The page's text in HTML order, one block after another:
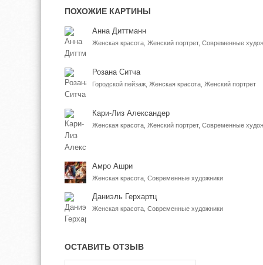
ПОХОЖИЕ КАРТИНЫ
Анна Диттманн
Женская красота, Женский портрет, Современные
Розана Ситча
Городской пейзаж, Женская красота, Женский портрет
Кари-Лиз Александер
Женская красота, Женский портрет, Современные
Амро Ашри
Женская красота, Современные художники
Даниэль Герхартц
Женская красота, Современные художники
ОСТАВИТЬ ОТЗЫВ